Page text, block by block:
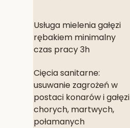
Usługa mielenia gałęzi
rębakiem minimalny
czas pracy 3h
Cięcia sanitarne:
usuwanie zagrożeń w
postaci konarów i gałęzi
chorych, martwych,
połamanych